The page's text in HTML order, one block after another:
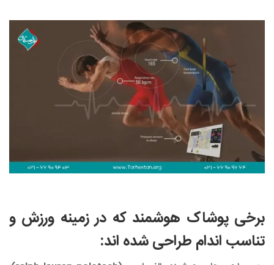
برخی پوشاک هوشمند که در زمینه ورزش و
تناسب اندام طراحی شده اند: